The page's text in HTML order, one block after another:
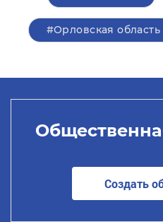
#Орловская область
Создать